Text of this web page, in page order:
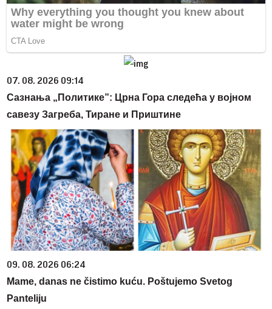
07. 08. 2026 09:14
Сазнања „Политике”: Црна Гора следећа у војном
савезу Загреба, Тиране и Приштине
09. 08. 2026 06:24
Mame, danas ne čistimo kuću. Poštujemo Svetog
Panteliju